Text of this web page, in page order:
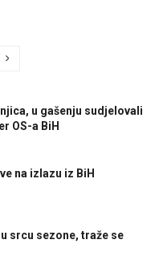
u gašenju sudjelovali
OS-a BiH
na izlazu iz BiH
srcu sezone, traže se